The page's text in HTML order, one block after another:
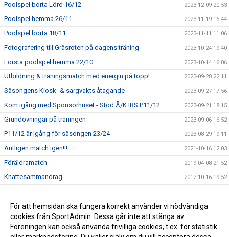
Poolspel borta Lörd 16/12 2023-12-09 20:53
Poolspel hemma 26/11 2023-11-19 15:44
Poolspel borta 18/11 2023-11-11 11:06
Fotografering till Gräsroten på dagens träning 2023-10-24 19:40
Första poolspel hemma 22/10 2023-10-14 16:06
Utbildning & träningsmatch med energin på topp! 2023-09-28 22:11
Säsongens Kiosk- & sargvakts åtagande 2023-09-27 17:56
Kom igång med Sponsorhuset - Stöd Å/K IBS P11/12 2023-09-21 18:15
Grundövningar på träningen 2023-09-06 16:52
P11/12 är igång för säsongen 23/24 2023-08-29 19:11
Äntligen match igen!!! 2021-10-16 12:03
Föräldramatch 2019-04-08 21:52
Knattesammandrag 2017-10-16 19:52
Spelprogram 2017-09-11 15:59
Första Träningen 2017-09-04 20:32
För att hemsidan ska fungera korrekt använder vi nödvändiga
cookies från SportAdmin. Dessa går inte att stänga av.
Föreningen kan också använda frivilliga cookies, t.ex. för statistik